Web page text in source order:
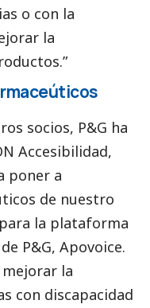
o con la
la
socios, P&G ha
Accesibilidad,
poner a
de nuestro
para la plataforma
P&G, Apovoice.
la
con discapacidad